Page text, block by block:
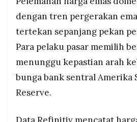
PRAMUDITA
dengan tren pergerakan
tertekan sepanjang pekan
Para pelaku pasar memilih
menunggu kepastian arah
bunga bank sentral Amerika
Reserve.